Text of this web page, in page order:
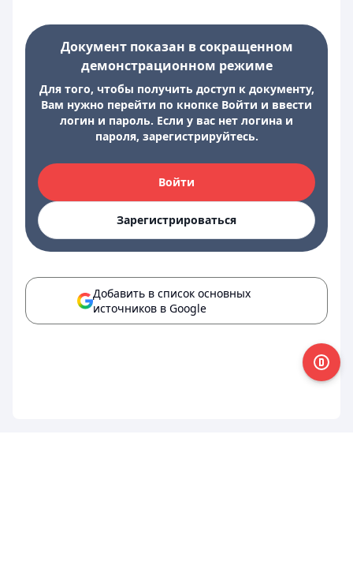
Документ показан в сокращенном
демонстрационном режиме
Для того, чтобы получить доступ к документу,
Вам нужно перейти по кнопке Войти и ввести
логин и пароль. Если у вас нет логина и
пароля, зарегистрируйтесь.
Войти
Зарегистрироваться
Добавить в список основных
источников в Google